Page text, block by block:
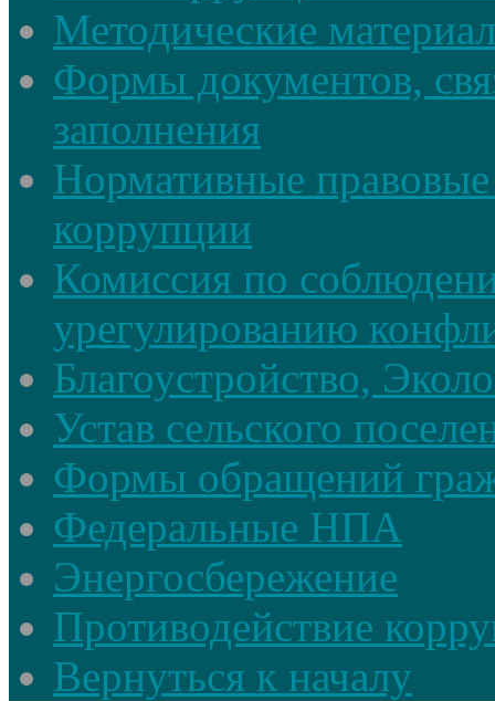
Методические
Формы документов,
заполнения
Нормативные
коррупции
Комиссия по
урегулированию
Благоустройство,
Устав сельского
Формы обращений
Федеральные НПА
Энергосбережение
Противодействие
Вернуться к началу